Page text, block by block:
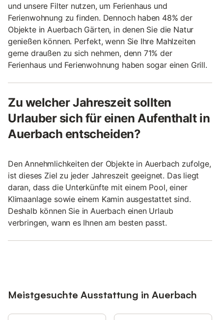
und unsere Filter nutzen, um Ferienhaus und
Ferienwohnung zu finden. Dennoch haben 48% der
Objekte in Auerbach Gärten, in denen Sie die Natur
genießen können. Perfekt, wenn Sie Ihre Mahlzeiten
gerne draußen zu sich nehmen, denn 71% der
Ferienhaus und Ferienwohnung haben sogar einen Grill.
Zu welcher Jahreszeit sollten
Urlauber sich für einen Aufenthalt in
Auerbach entscheiden?
Den Annehmlichkeiten der Objekte in Auerbach zufolge,
ist dieses Ziel zu jeder Jahreszeit geeignet. Das liegt
daran, dass die Unterkünfte mit einem Pool, einer
Klimaanlage sowie einem Kamin ausgestattet sind.
Deshalb können Sie in Auerbach einen Urlaub
verbringen, wann es Ihnen am besten passt.
Meistgesuchte Ausstattung in Auerbach